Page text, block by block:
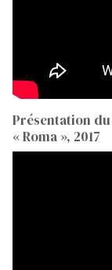
Présentation
« Roma », 2017